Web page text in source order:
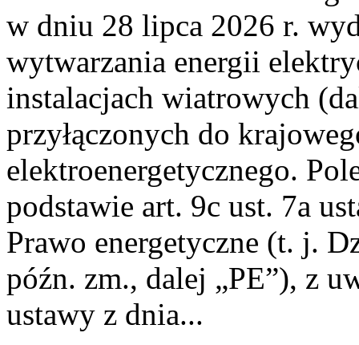
w dniu 28 lipca 2026 r.
wytwarzania energii
instalacjach wiatrowych
przyłączonych do
elektroenergetycznego.
podstawie art. 9c ust. 7a
Prawo energetyczne (t. j.
późn. zm., dalej „PE”), z
ustawy z dnia...